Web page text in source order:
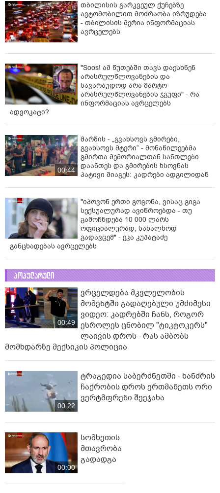
თბილისის გარკვეულ ქუჩებზე
ავტომობილით მოძრაობა იზრუდება
- თბილისის მერია ინფორმაციას
ავრცელებს
"Soos! ამ წუთებში თავს დაესხნენ
არასრულწლოვანების და
სავარაუდოდ არა მარტო
არასრულწლოვანების ჯგუფი" - რა
ინფორმაციას ავრცელებს
ადვოკატი?
00:44
მარშის - „გვახსოვს გმირები,
გვახსოვს მტერი” - მონაწილეებმა
გმირთა მემორიალთან სანთლები
დაანთეს და გმირების ხსოვნას
პატივი მიაგეს: კადრები ადგილიდან
"იპოვონ ერთი გოგონა, ვისაც გიგა
სექსუალურად ავიწროებდა - თუ
გამოჩნდება 10 000 ლარს
ოფიციალურად, სახალხოდ
გადავცემ" - ეკა კუპატაძე
განცხადებას ავრცელებს
პოპულარული
00:49
ვრცელდება მკვლელობის
მომენტში გადაღებული უმძიმესი
ვიდეო: კადრებში ჩანს, როგორ
ესროლეს ცნობილ "ტიკტოკერს"
ლაივის დროს - რას ამბობს
მომხდარზე მექსიკის პოლიცია
00:22
ტრაგედია საბერძნეთში - ხანძრის
ჩაქრობის დროს ერთმანეთს ორი
ვერტმფრენი შეეჯახა
00:00
სომხეთის
მთავრობა
გადადგა